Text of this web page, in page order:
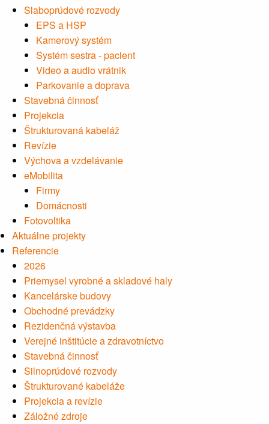
Slaboprúdové rozvody
EPS a HSP
Kamerový systém
Systém sestra - pacient
Video a audio vrátnik
Parkovanie a doprava
Stavebná činnosť
Projekcia
Štrukturovaná kabeláž
Revízie
Výchova a vzdelávanie
eMobilita
Firmy
Domácnosti
Fotovoltika
Aktuálne projekty
Referencie
2026
Priemysel vyrobné a skladové haly
Kancelárske budovy
Obchodné prevádzky
Rezidenčná výstavba
Verejné inštitúcie a zdravotníctvo
Stavebná činnosť
Silnoprúdové rozvody
Štrukturované kabeláže
Projekcia a revízie
Záložné zdroje